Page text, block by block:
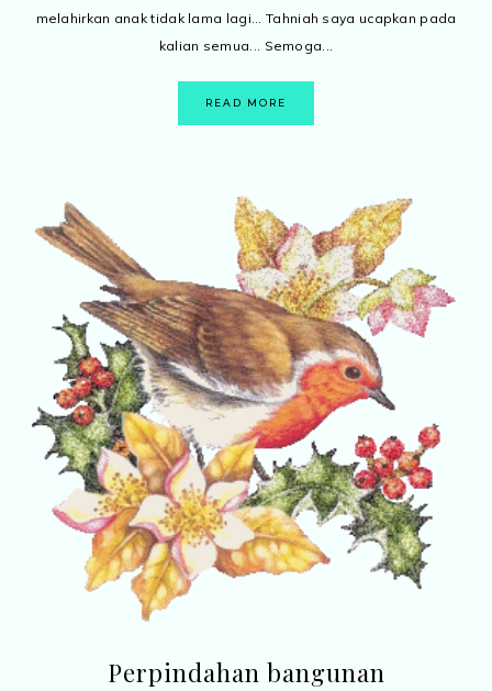
melahirkan anak tidak lama lagi... Tahniah saya ucapkan pada
kalian semua... Semoga...
READ MORE
Perpindahan bangunan